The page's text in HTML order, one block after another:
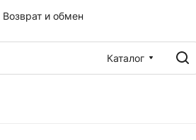
Возврат и обмен
Каталог